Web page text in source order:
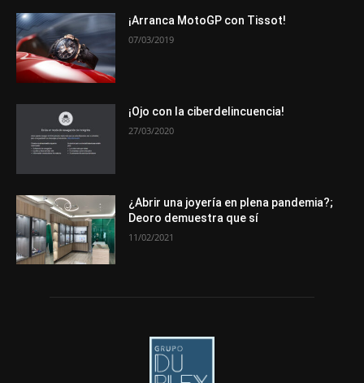
Novedades
Opiniones Premios Secciones
¡Arranca MotoGP con Tissot!
07/03/2019
¡Ojo con la ciberdelincuencia!
27/03/2020
¿Abrir una joyería en plena pandemia?;
Deoro demuestra que sí
11/02/2021